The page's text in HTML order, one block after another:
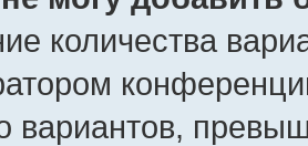
количества
вариантов,